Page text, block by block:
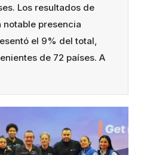
Los resultados de
presencia
el 9% del total,
de 72 países. A